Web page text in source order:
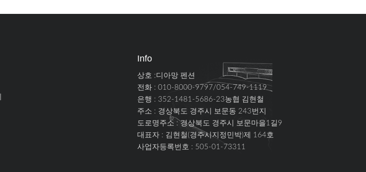
Info
상호 :디아망 펜션
전화 : 010-8000-9797/054-749-1119
은행 : 352-1481-5686-23농협 김현철
주소 : 경상북도 경주시 보문동 243번지
도로명주소 :경상북도 경주시 보문마을1길9
대표자 : 김현철(경주시지정민박)제 164호
사업자등록번호 : 505-01-73311